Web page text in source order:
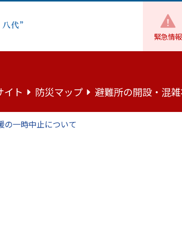
緊急情報
イト 防災マップ 避難所の開設・混
の一時中止について
に伴う住宅の応急修理につ
込受付は終了しました。